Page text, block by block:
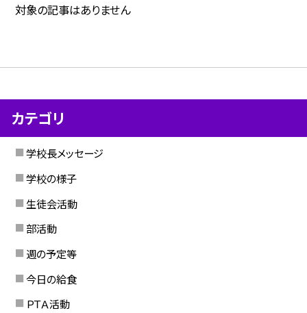
対象の記事はありません
カテゴリ
学校長メッセージ
学校の様子
生徒会活動
部活動
週の予定等
今日の給食
ＰＴＡ活動